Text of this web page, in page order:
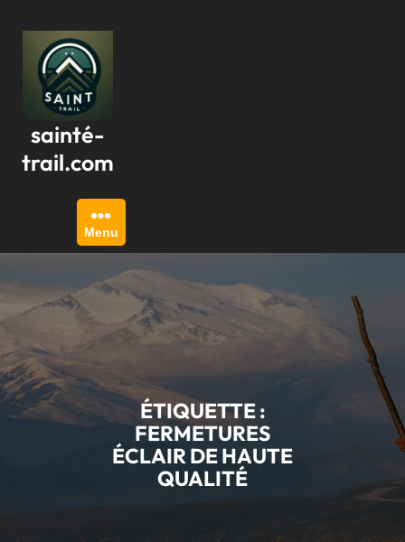
contenu
sainté-
trail.com
Menu
ÉTIQUETTE :
FERMETURES
ÉCLAIR DE HAUTE
QUALITÉ